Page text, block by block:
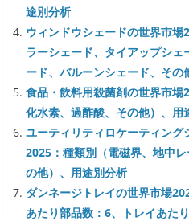
途別分析
ウィンドウシェードの世界市場
ラーシェード、タイアップシェ
ード、バルーンシェード、その
食品・飲料用殺菌剤の世界市場
化水素、過酢酸、その他）、用
ユーティリティロケーティング
2025：種類別（電磁界、地中
の他）、用途別分析
ダンネージトレイの世界市場
あたり部品数：6、トレイあた